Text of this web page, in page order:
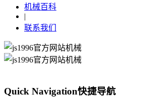
机械百科
|
联系我们
Quick Navigation快捷导航